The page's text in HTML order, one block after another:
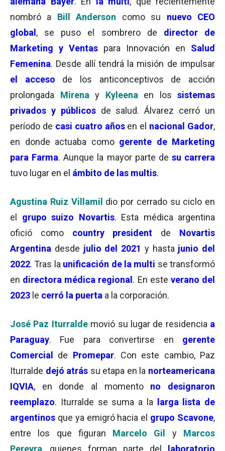
nombró a Bill Anderson como su nuevo CEO
global , se puso el sombrero de director de
Marketing y Ventas para Innovación en Salud
Femenina. Desde allí tendrá la misión de impulsar
el acceso
de los anticonceptivos de acción
prolongada Mirena y Kyleena en los sistemas
privados y públicos de salud. Álvarez cerró un
período de casi cuatro añosen el nacional Gador,
en donde actuaba como gerente de Marketing
para Farma. Aunque la mayor parte de su carrera
tuvo lugar en el ámbito de las multis.
Agustina Ruiz Villamil dio por cerrado su ciclo en
el grupo suizo Novartis. Esta médica argentina
ofició como country president de Novartis
Argentina desde julio del 2021 y hasta junio del
2022. Tras la unificación de la multi se transformó
en directora médica regional . En este verano del
2023 le cerró la puerta a la corporación.
José Paz Iturraldemovió su lugar de residencia a
Paraguay. Fue para convertirse en gerente
Comercial
de Promepar. Con este cambio, Paz
Iturralde dejó atrás su etapa en la norteamericana
IQVIA, en donde al momento
no designaron
reemplazo. Iturralde se suma a la
larga lista de
argentinos que ya emigró hacia el grupo Scavone,
entre los que figuran Marcelo Gil y Marcos
Pereyra , quienes forman parte del laboratorio